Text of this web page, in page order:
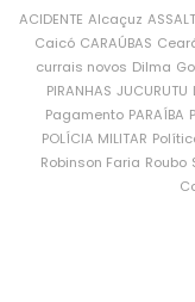
ACIDENTE Alcaçuz
Caicó CARAÚBAS
currais novos Dilma
PIRANHAS JUCURUTU
Pagamento PARAÍBA
POLÍCIA MILITAR
Robinson Faria Roubo